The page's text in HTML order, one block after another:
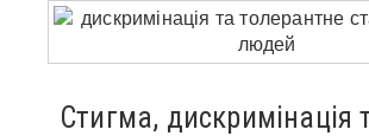
Стигма, дискримінація